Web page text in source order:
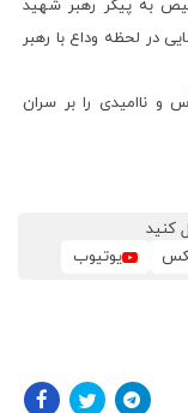
به پیکر رهبر شهید
در لحظه وداع با رهبر
و ناامیدی را بر سران
کنید
یوتیوب